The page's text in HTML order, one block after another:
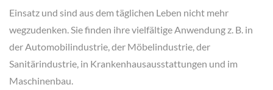
Einsatz und sind aus dem täglichen Leben nicht mehr
wegzudenken. Sie finden ihre vielfältige Anwendung z. B. in
der Automobilindustrie, der Möbelindustrie, der
Sanitärindustrie, in Krankenhausausstattungen und im
Maschinenbau.